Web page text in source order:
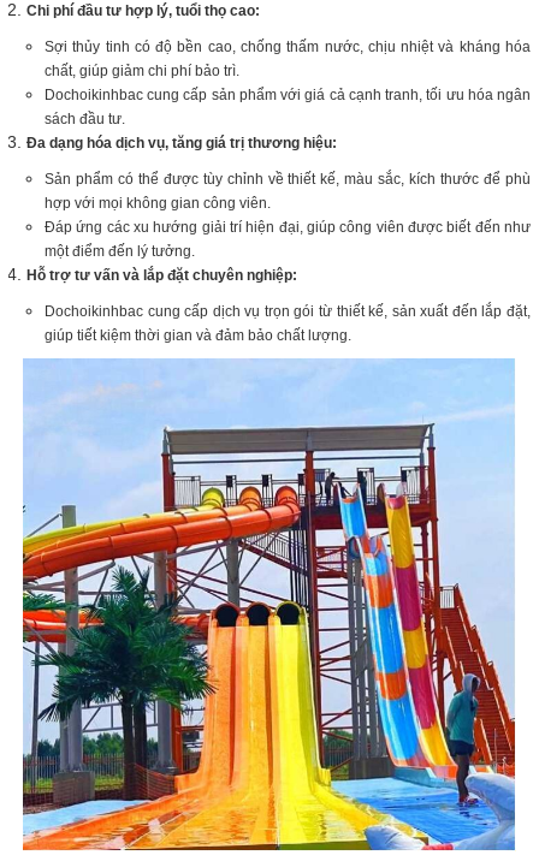
Chi phí đầu tư hợp lý, tuổi thọ cao:
Sợi thủy tinh có độ bền cao, chống thấm nước, chịu nhiệt và kháng hóa
chất, giúp giảm chi phí bảo trì.
Dochoikinhbac cung cấp sản phẩm với giá cả cạnh tranh, tối ưu hóa ngân
sách đầu tư.
Đa dạng hóa dịch vụ, tăng giá trị thương hiệu:
Sản phẩm có thể được tùy chỉnh về thiết kế, màu sắc, kích thước để phù
hợp với mọi không gian công viên.
Đáp ứng các xu hướng giải trí hiện đại, giúp công viên được biết đến như
một điểm đến lý tưởng.
Hỗ trợ tư vấn và lắp đặt chuyên nghiệp:
Dochoikinhbac cung cấp dịch vụ trọn gói từ thiết kế, sản xuất đến lắp đặt,
giúp tiết kiệm thời gian và đảm bảo chất lượng.